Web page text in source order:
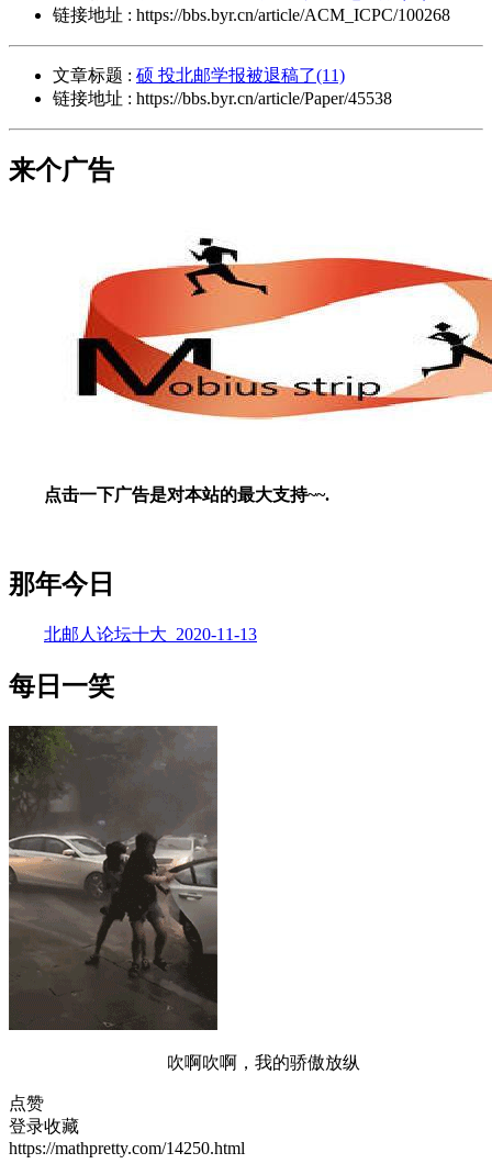
链接地址 : https://bbs.byr.cn/article/ACM_ICPC/100268
文章标题 : 硕 投北邮学报被退稿了(11)
链接地址 : https://bbs.byr.cn/article/Paper/45538
来个广告
点击一下广告是对本站的最大支持~~.
那年今日
北邮人论坛十大_2020-11-13
每日一笑
吹啊吹啊，我的骄傲放纵
点赞
登录收藏
https://mathpretty.com/14250.html